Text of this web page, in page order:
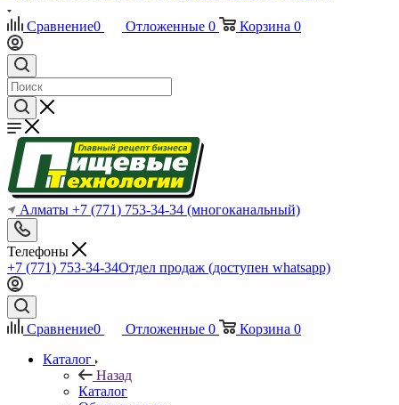
Сравнение0 Отложенные 0 Корзина 0
Алматы +7 (771) 753-34-34 (многоканальный)
Телефоны
+7 (771) 753-34-34Отдел продаж (доступен whatsapp)
Сравнение0 Отложенные 0 Корзина 0
Каталог
Назад
Каталог